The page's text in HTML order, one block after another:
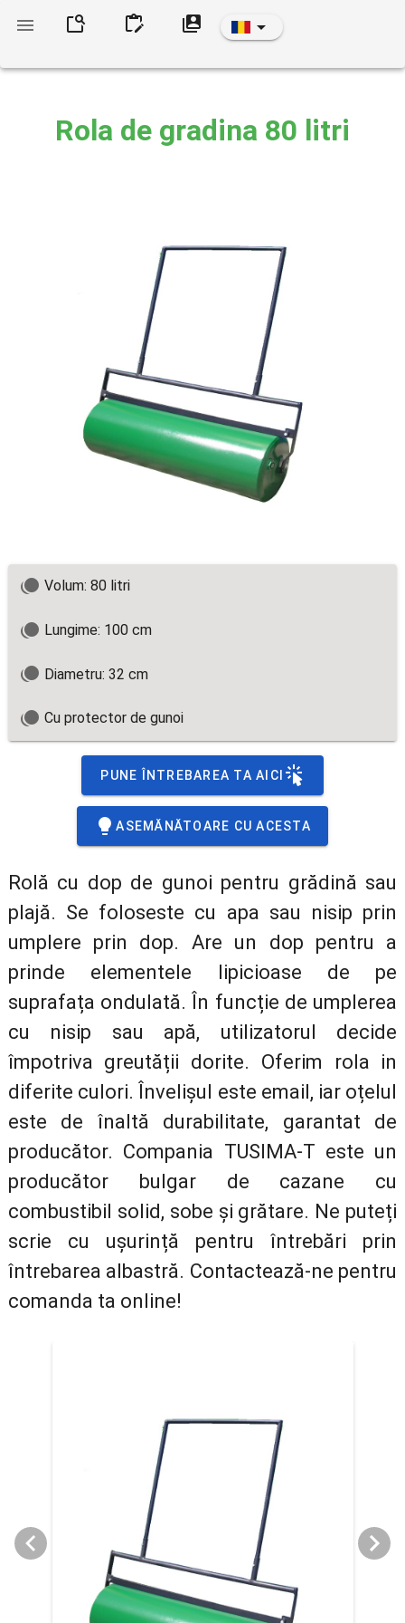
Rola de gradina 80 litri
Volum: 80 litri
Lungime: 100 cm
Diametru: 32 cm
Cu protector de gunoi
PUNE ÎNTREBAREA TA AICI
ASEMĂNĂTOARE CU ACESTA
Rolă cu dop de gunoi pentru grădină sau
plajă. Se foloseste cu apa sau nisip prin
umplere prin dop. Are un dop pentru a
prinde elementele lipicioase de pe
suprafața ondulată. În funcție de umplerea
cu nisip sau apă, utilizatorul decide
împotriva greutății dorite. Oferim rola in
diferite culori. Învelișul este email, iar oțelul
este de înaltă durabilitate, garantat de
producător. Compania TUSIMA-T este un
producător bulgar de cazane cu
combustibil solid, sobe și grătare. Ne puteți
scrie cu ușurință pentru întrebări prin
întrebarea albastră. Contactează-ne pentru
comanda ta online!